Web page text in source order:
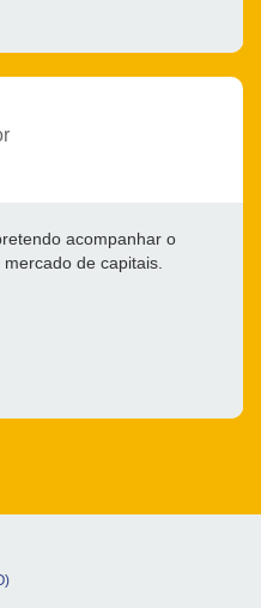
acompanhar o
de capitais.